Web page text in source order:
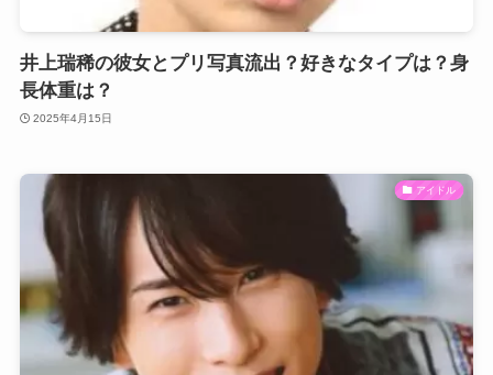
井上瑞稀の彼女とプリ写真流出？好きなタイプは？身
長体重は？
2025年4月15日
アイドル